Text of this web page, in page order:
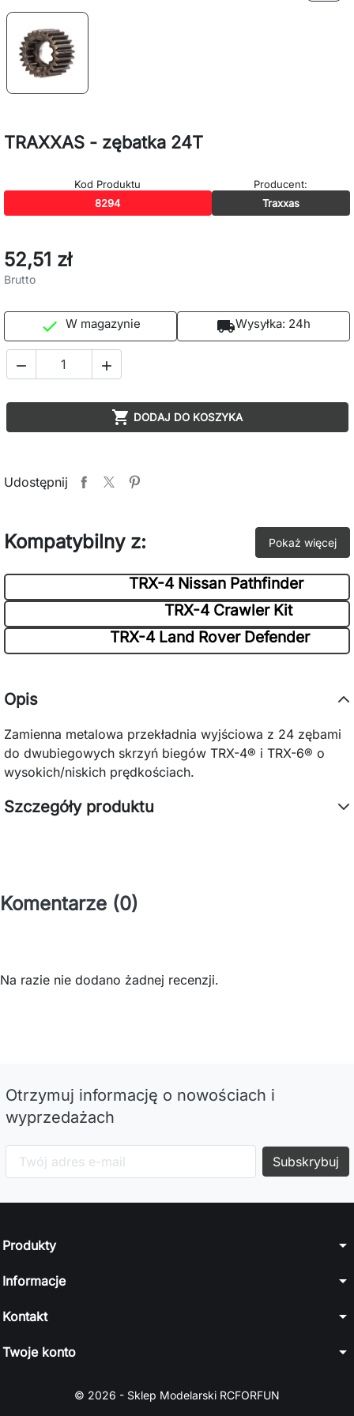
TRAXXAS - zębatka 24T
Kod Produktu
8294
Producent:
Traxxas
52,51 zł
Brutto
 W magazynie local_shippingWysyłka: 24h
 
 DODAJ DO KOSZYKA
Udostępnij
Kompatybilny z: Pokaż więcej
TRX-4 Nissan Pathfinder
TRX-4 Crawler Kit
TRX-4 Land Rover Defender
Opis
Zamienna metalowa przekładnia wyjściowa z 24 zębami
do dwubiegowych skrzyń biegów TRX-4® i TRX-6® o
wysokich/niskich prędkościach.
Szczegóły produktu
Komentarze (0)
Na razie nie dodano żadnej recenzji.
Otrzymuj informację o nowościach i
wyprzedażach
Produkty arrow_drop_down
Informacje arrow_drop_down
Kontakt arrow_drop_down
Twoje konto arrow_drop_down
© 2026 - Sklep Modelarski RCFORFUN